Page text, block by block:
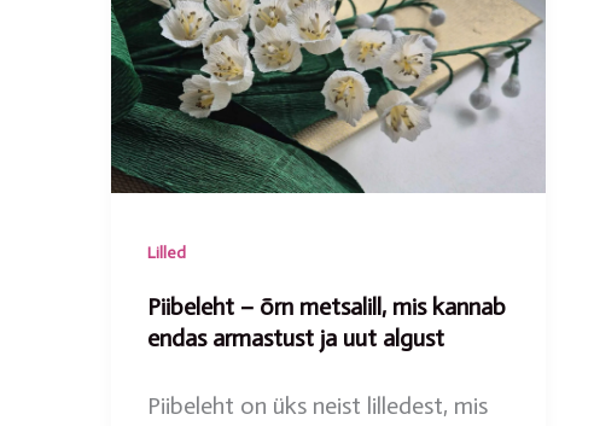
Lilled
Piibeleht – õrn metsalill, mis kannab
endas armastust ja uut algust
Piibeleht on üks neist lilledest, mis